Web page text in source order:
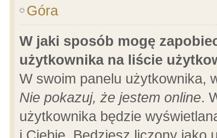
Góra
W jaki sposób mogę
użytkownika na liście
W swoim panelu użytkownika,
Nie pokazuj, że jestem online.
użytkownika będzie